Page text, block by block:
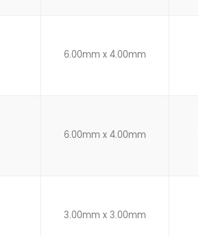
6.00mm x 4.00mm
6.00mm x 4.00mm
3.00mm x 3.00mm